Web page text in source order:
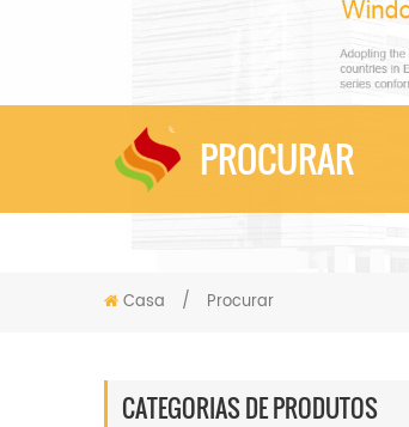
PROCURAR
Casa / Procurar
CATEGORIAS DE PRODUTOS